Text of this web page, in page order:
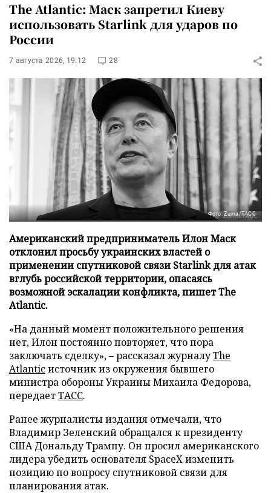
The Atlantic: Маск запретил Киеву
использовать Starlink для ударов по
России
7 августа 2026, 19:12 28
Фото: Zuma/ТАСС
Американский предприниматель Илон Маск
отклонил просьбу украинских властей о
применении спутниковой связи Starlink для атак
вглубь российской территории, опасаясь
возможной эскалации конфликта, пишет The
Atlantic.
«На данный момент положительного решения
нет, Илон постоянно повторяет, что пора
заключать сделку», – рассказал журналуThe
Atlanticисточник из окружения бывшего
министра обороны Украины Михаила Федорова,
передаетТАСС.
Ранее журналисты издания отмечали, что
Владимир Зеленский обращался к президенту
США Дональду Трампу. Он просил американского
лидера убедить основателя SpaceX изменить
позицию по вопросу спутниковой связи для
планирования атак.